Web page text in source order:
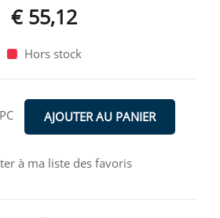
€ 55,12
Hors stock
PC AJOUTER AU PANIER
à ma liste des favoris